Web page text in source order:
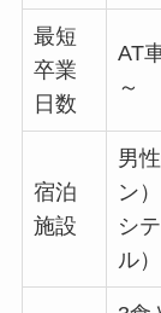
最短
卒業
日数
AT
～
宿泊
施設
男
ン
シ
ル）